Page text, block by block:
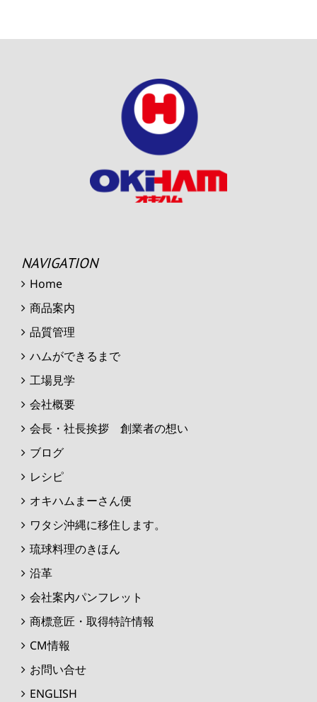
NAVIGATION
Home
商品案内
品質管理
ハムができるまで
工場見学
会社概要
会長・社長挨拶 創業者の想い
ブログ
レシピ
オキハムまーさん便
ワタシ沖縄に移住します。
琉球料理のきほん
沿革
会社案内パンフレット
商標意匠・取得特許情報
CM情報
お問い合せ
ENGLISH